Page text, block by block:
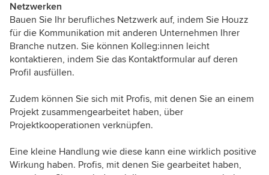
Netzwerken
Bauen Sie Ihr berufliches Netzwerk auf, indem Sie Houzz
für die Kommunikation mit anderen Unternehmen Ihrer
Branche nutzen. Sie können Kolleg:innen leicht
kontaktieren, indem Sie das Kontaktformular auf deren
Profil ausfüllen.
Zudem können Sie sich mit Profis, mit denen Sie an einem
Projekt zusammengearbeitet haben, über
Projektkooperationen verknüpfen.
Eine kleine Handlung wie diese kann eine wirklich positive
Wirkung haben. Profis, mit denen Sie gearbeitet haben,